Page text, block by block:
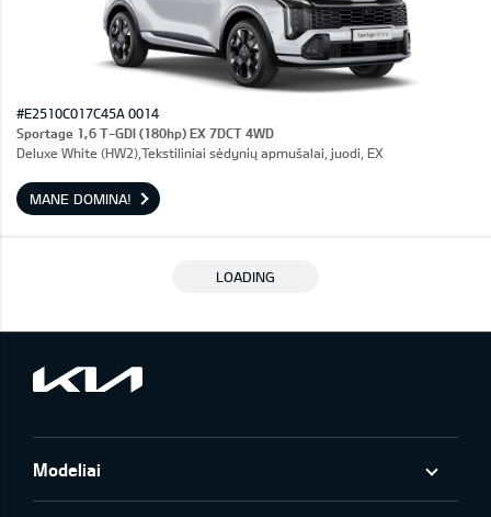
#E2510C017C45A 0014
Sportage 1,6 T-GDI (180hp) EX 7DCT 4WD
Deluxe White (HW2),Tekstiliniai sėdynių apmušalai, juodi, EX
MANE DOMINA!
LOADING
Modeliai